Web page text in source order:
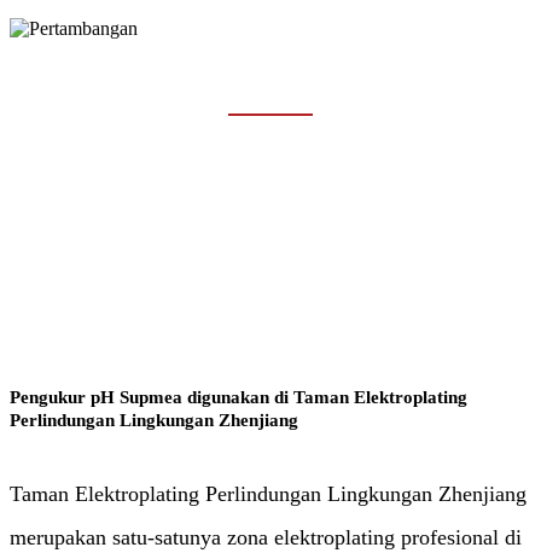
Pengukur pH Supmea digunakan di Taman Elektroplating
Perlindungan Lingkungan Zhenjiang
Taman Elektroplating Perlindungan Lingkungan Zhenjiang
merupakan satu-satunya zona elektroplating profesional di